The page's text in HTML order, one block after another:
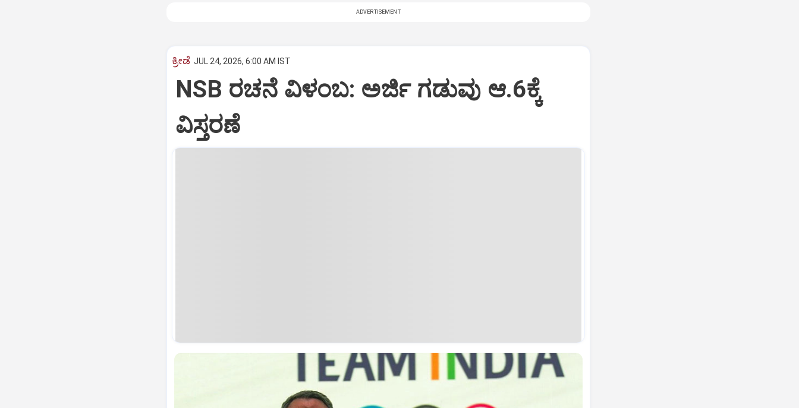
ADVERTISEMENT
ಕ್ರೀಡೆ JUL 24, 2026, 6:00 AM IST
NSB ರಚನೆ ವಿಳಂಬ: ಅರ್ಜಿ ಗಡುವು ಆ.6ಕ್ಕೆ
ವಿಸ್ತರಣೆ